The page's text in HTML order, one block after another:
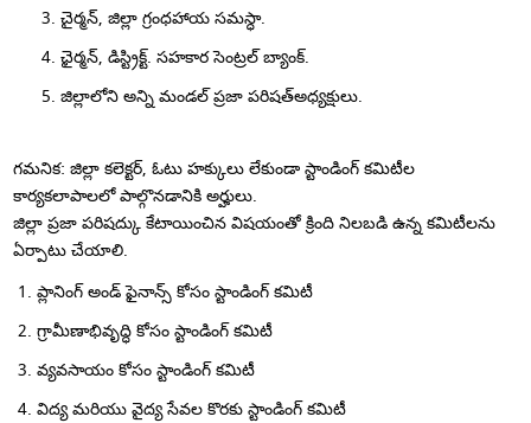
చైర్మన్, జిల్లా గ్రంధహాయ సమస్ధా.
ఛైర్మన్, డిస్ట్రిక్ట్. సహకార సెంట్రల్ బ్యాంక్.
జిల్లాలోని అన్ని మండల్ ప్రజా పరిషత్అధ్యక్షులు.
గమనిక: జిల్లా కలెక్టర్, ఓటు హక్కులు లేకుండా స్టాండింగ్ కమిటీల
కార్యకలాపాలలో పాల్గొనడానికి అర్హులు.
జిల్లా ప్రజా పరిషద్కు కేటాయించిన విషయంతో క్రింది నిలబడి ఉన్న కమిటీలను
ఏర్పాటు చేయాలి.
ప్లానింగ్ అండ్ ఫైనాన్స్ కోసం స్టాండింగ్ కమిటీ
గ్రామీణాభివృద్ధి కోసం స్టాండింగ్ కమిటీ
వ్యవసాయం కోసం స్టాండింగ్ కమిటీ
విద్య మరియు వైద్య సేవల కొరకు స్టాండింగ్ కమిటీ